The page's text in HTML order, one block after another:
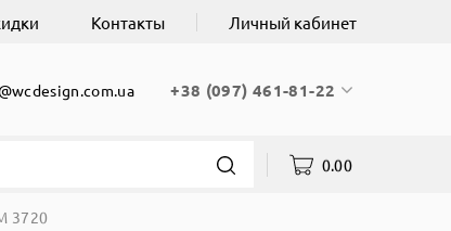
Контакты Личный кабинет
+38 (097) 461-81-22
0.00
3720